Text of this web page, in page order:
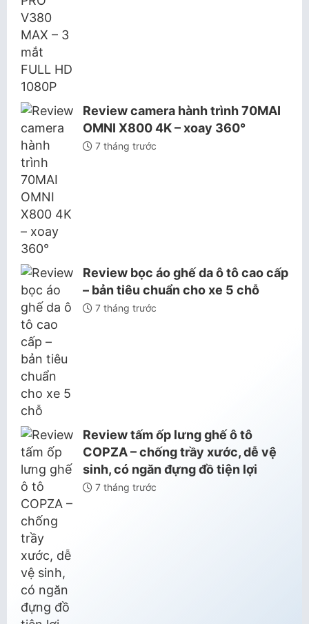
Review camera hành trình 70MAI
OMNI X800 4K – xoay 360°
7 tháng trước
Review bọc áo ghế da ô tô cao cấp
– bản tiêu chuẩn cho xe 5 chỗ
7 tháng trước
Review tấm ốp lưng ghế ô tô
COPZA – chống trầy xước, dễ vệ
sinh, có ngăn đựng đồ tiện lợi
7 tháng trước